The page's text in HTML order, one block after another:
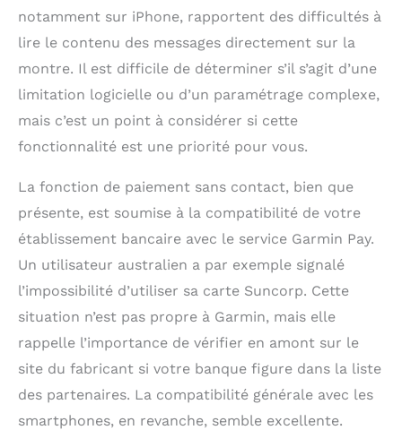
notamment sur iPhone, rapportent des difficultés à
lire le contenu des messages directement sur la
montre. Il est difficile de déterminer s’il s’agit d’une
limitation logicielle ou d’un paramétrage complexe,
mais c’est un point à considérer si cette
fonctionnalité est une priorité pour vous.
La fonction de paiement sans contact, bien que
présente, est soumise à la compatibilité de votre
établissement bancaire avec le service Garmin Pay.
Un utilisateur australien a par exemple signalé
l’impossibilité d’utiliser sa carte Suncorp. Cette
situation n’est pas propre à Garmin, mais elle
rappelle l’importance de vérifier en amont sur le
site du fabricant si votre banque figure dans la liste
des partenaires. La compatibilité générale avec les
smartphones, en revanche, semble excellente.